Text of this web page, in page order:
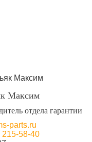
Максим
отдела гарантии
parts.ru
215-58-40